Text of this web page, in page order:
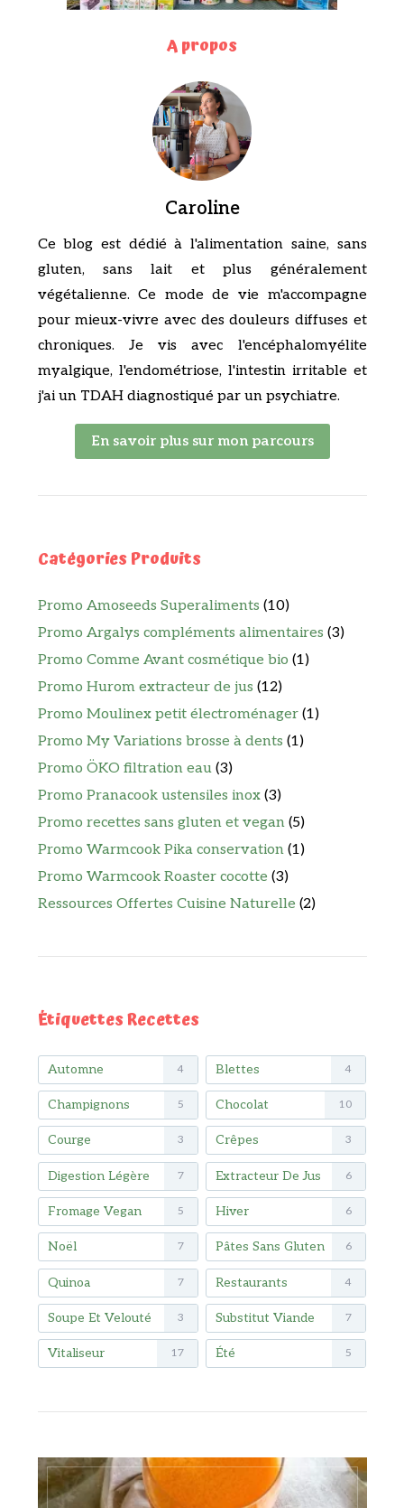
A propos
Caroline
Ce blog est dédié à l'alimentation saine, sans
gluten, sans lait et plus généralement
végétalienne. Ce mode de vie m'accompagne
pour mieux-vivre avec des douleurs diffuses et
chroniques. Je vis avec l'encéphalomyélite
myalgique, l'endométriose, l'intestin irritable et
j'ai un TDAH diagnostiqué par un psychiatre.
En savoir plus sur mon parcours
Catégories Produits
Promo Amoseeds Superaliments (10)
Promo Argalys compléments alimentaires (3)
Promo Comme Avant cosmétique bio (1)
Promo Hurom extracteur de jus (12)
Promo Moulinex petit électroménager (1)
Promo My Variations brosse à dents (1)
Promo ÖKO filtration eau (3)
Promo Pranacook ustensiles inox (3)
Promo recettes sans gluten et vegan (5)
Promo Warmcook Pika conservation (1)
Promo Warmcook Roaster cocotte (3)
Ressources Offertes Cuisine Naturelle (2)
Étiquettes Recettes
Automne 4 Blettes 4
Champignons 5 Chocolat 10
Courge 3 Crêpes 3
Digestion Légère 7 Extracteur De Jus 6
Fromage Vegan 5 Hiver 6
Noël 7 Pâtes Sans Gluten 6
Quinoa 7 Restaurants 4
Soupe Et Velouté 3 Substitut Viande 7
Vitaliseur 17 Été 5